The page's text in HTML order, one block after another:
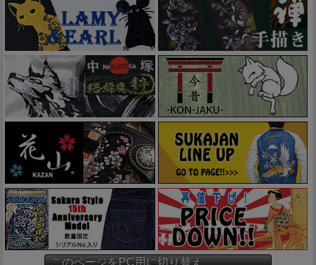
このページをPC用に切り替え